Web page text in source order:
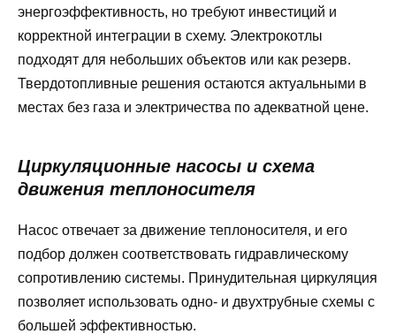
энергоэффективность, но требуют инвестиций и
корректной интеграции в схему. Электрокотлы
подходят для небольших объектов или как резерв.
Твердотопливные решения остаются актуальными в
местах без газа и электричества по адекватной цене.
Циркуляционные насосы и схема
движения теплоносителя
Насос отвечает за движение теплоносителя, и его
подбор должен соответствовать гидравлическому
сопротивлению системы. Принудительная циркуляция
позволяет использовать одно- и двухтрубные схемы с
большей эффективностью.